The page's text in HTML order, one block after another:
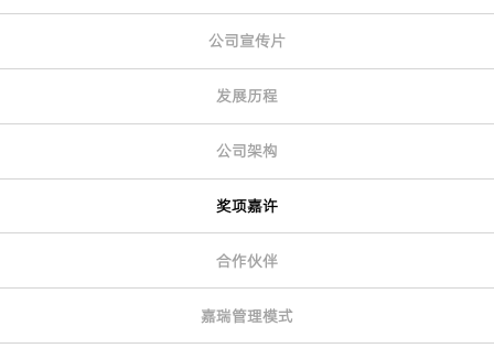
公司宣传片
发展历程
公司架构
奖项嘉许
合作伙伴
嘉瑞管理模式